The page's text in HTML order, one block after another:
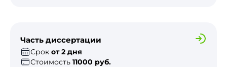
Часть диссертации
Срок от 2 дня
Стоимость 11000 руб.